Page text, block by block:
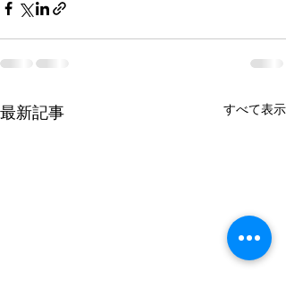
最新記事 すべて表示